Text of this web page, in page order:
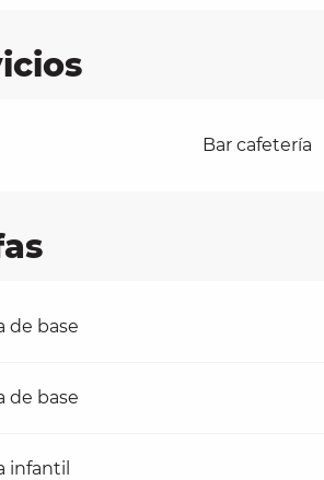
Bar cafetería
2026
de base
de base
infantil